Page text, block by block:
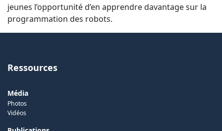
jeunes l’opportunité d’en apprendre davantage sur la
programmation des robots.
Ressources
Média
Photos
Vidéos